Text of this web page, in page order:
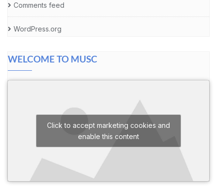
Comments feed
WordPress.org
WELCOME TO MUSC
Click to accept marketing cookies and
enable this content